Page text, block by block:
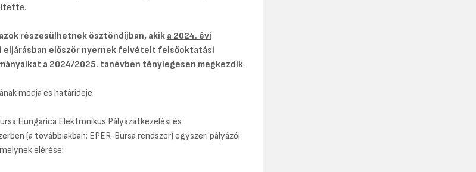
részesülhetnek ösztöndíjban, akik a 2024. évi
először nyernek felvételt felsőoktatási
a 2024/2025. tanévben ténylegesen megkezdik.
módja és határideje
Hungarica Elektronikus Pályázatkezelési és
(a továbbiakban: EPER-Bursa rendszer) egyszeri pályázói
elérése: